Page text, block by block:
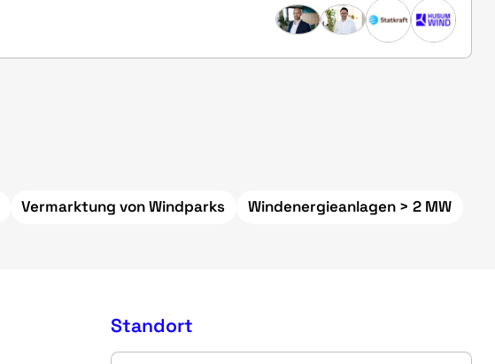
Vermarktung von Windparks Windenergieanlagen > 2 MW
Standort